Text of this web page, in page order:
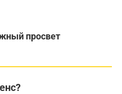
просвет